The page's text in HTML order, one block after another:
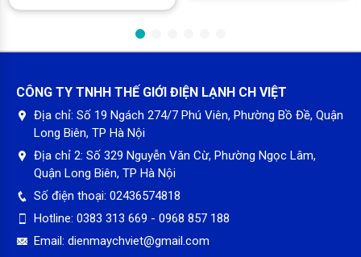
– Dung tích ngăn đá 80 lít khá rộng rãi, với phần ngăn đựng
bên trong và ngăn trên cánh tủ để người dùng dễ dàng sắp
xếp đa dạng nhiều loại thực phẩm khác nhau.
nước lạnh ngay khi cần.
CÔNG TY TNHH THẾ GIỚI ĐIỆN LẠNH CH VIỆT
Địa chỉ: Số 19 Ngách 274/7 Phú Viên, Phường Bồ Đề, Quận
Long Biên, TP Hà Nội
Địa chỉ 2: Số 329 Nguyễn Văn Cừ, Phường Ngọc Lâm,
Quận Long Biên, TP Hà Nội
Số điện thoại: 02436574818
Hotline: 0383 313 669 - 0968 857 188
Email: dienmaychviet@gmail.com